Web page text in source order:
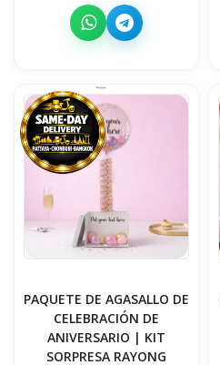
PAQUETE DE AGASALLO DE
CELEBRACIÓN DE
ANIVERSARIO | KIT
SORPRESA RAYONG